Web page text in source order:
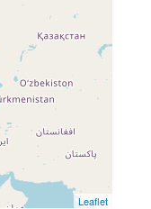
Leaflet